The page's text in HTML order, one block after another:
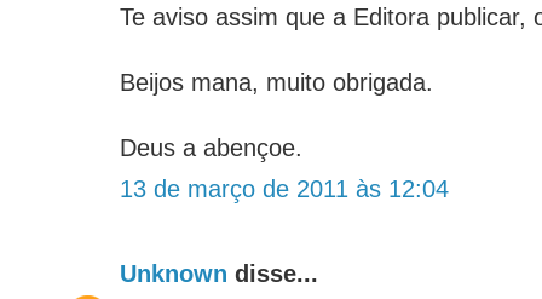
Te aviso assim que a Editora publicar,
Beijos mana, muito obrigada.
Deus a abençoe.
13 de março de 2011 às 12:04
Unknown disse...